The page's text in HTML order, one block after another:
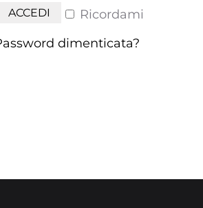
Ricordami
ACCEDI
dimenticata?